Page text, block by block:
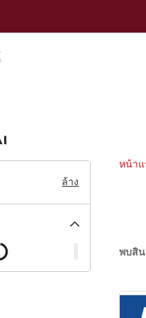
หน้าแ
พบสิน
ล้าง